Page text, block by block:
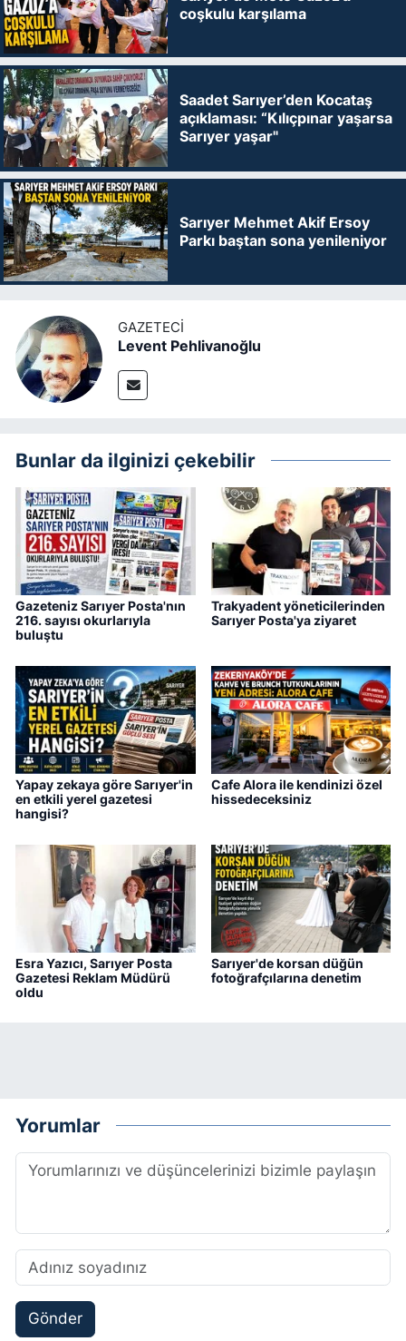
coşkulu karşılama
Saadet Sarıyer’den Kocataş
açıklaması: “Kılıçpınar yaşarsa
Sarıyer yaşar"
Sarıyer Mehmet Akif Ersoy
Parkı baştan sona yenileniyor
GAZETECI
Levent Pehlivanoğlu
Bunlar da ilginizi çekebilir
Gazeteniz Sarıyer Posta'nın
216. sayısı okurlarıyla
buluştu
Trakyadent yöneticilerinden
Sarıyer Posta'ya ziyaret
Yapay zekaya göre Sarıyer'in
en etkili yerel gazetesi
hangisi?
Cafe Alora ile kendinizi özel
hissedeceksiniz
Esra Yazıcı, Sarıyer Posta
Gazetesi Reklam Müdürü
oldu
Sarıyer'de korsan düğün
fotoğrafçılarına denetim
Yorumlar
Gönder